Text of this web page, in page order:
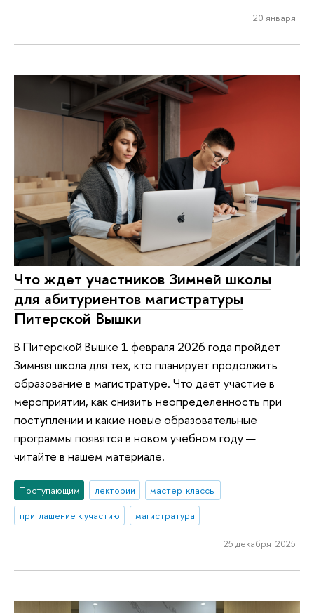
20 января
Что ждет участников Зимней школы
для абитуриентов магистратуры
Питерской Вышки
В Питерской Вышке 1 февраля 2026 года пройдет
Зимняя школа для тех, кто планирует продолжить
образование в магистратуре. Что дает участие в
мероприятии, как снизить неопределенность при
поступлении и какие новые образовательные
программы появятся в новом учебном году —
читайте в нашем материале.
Поступающим лектории
мастер-классы
приглашение к участию
магистратура
25 декабря 2025